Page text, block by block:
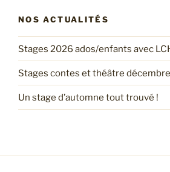
NOS ACTUALITÉS
Stages 2026 ados/enfants avec
Stages contes et théâtre
Un stage d’automne tout trouvé !